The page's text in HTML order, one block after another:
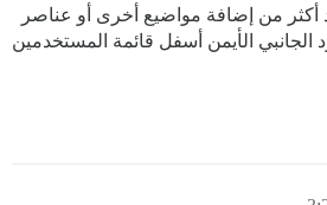
أكثر من إضافة مواضيع أخرى أو عناصر
الجانبي الأيمن أسفل قائمة المستخدمين